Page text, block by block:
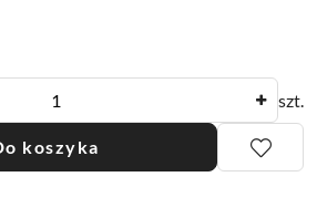
szt.
koszyka